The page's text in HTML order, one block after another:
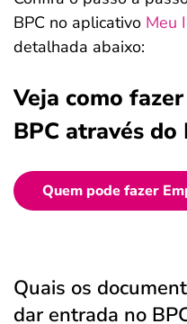
BPC no aplicativo Meu
detalhada abaixo:
Veja como
BPC através do
Quem pode fazer
Quais os
dar entrada no